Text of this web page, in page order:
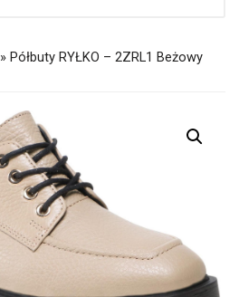
» Półbuty RYŁKO – 2ZRL1 Beżowy